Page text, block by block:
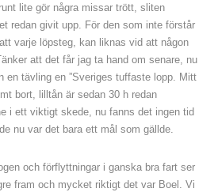
lite gör några missar trött, sliten
redan givit upp. För den som inte förstår
varje löpsteg, kan liknas vid att någon
att det får jag ta hand om senare, nu
en tävling en ”Sveriges tuffaste lopp. Mitt
bort, lilltån är sedan 30 h redan
i ett viktigt skede, nu fanns det ingen tid
nu var det bara ett mål som gällde.
och förflyttningar i ganska bra fart ser
fram och mycket riktigt det var Boel. Vi